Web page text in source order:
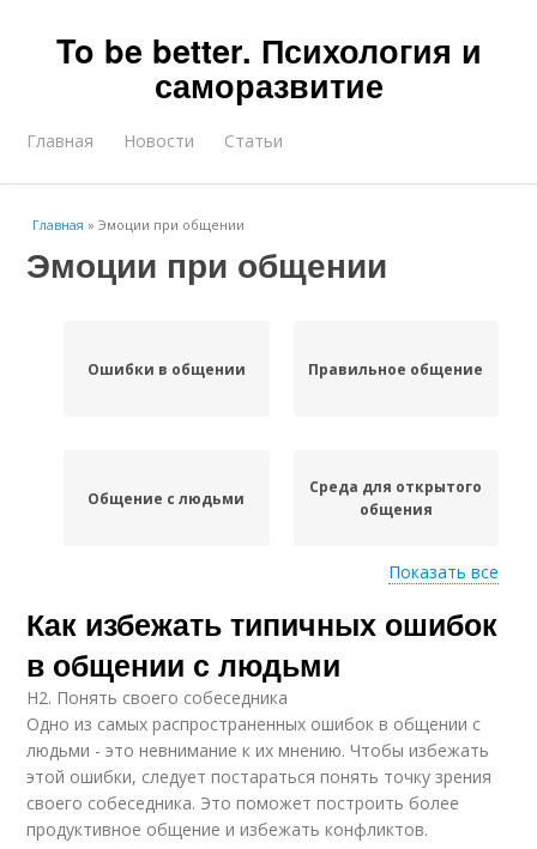
To be better. Психология и
саморазвитие
Главная Новости Статьи
Главная »Эмоции при общении
Эмоции при общении
Ошибки в общении Правильное общение
Общение с людьми
Среда для открытого
общения
Фразы в общении
Эмпатии для
успешного общения
Общения с людьми
Любопытство к
Показать все
Как избежать типичных ошибок
в общении с людьми
H2. Понять своего собеседника
Одно из самых распространенных ошибок в общении с
людьми - это невнимание к их мнению. Чтобы избежать
этой ошибки, следует постараться понять точку зрения
своего собеседника. Это поможет построить более
продуктивное общение и избежать конфликтов.